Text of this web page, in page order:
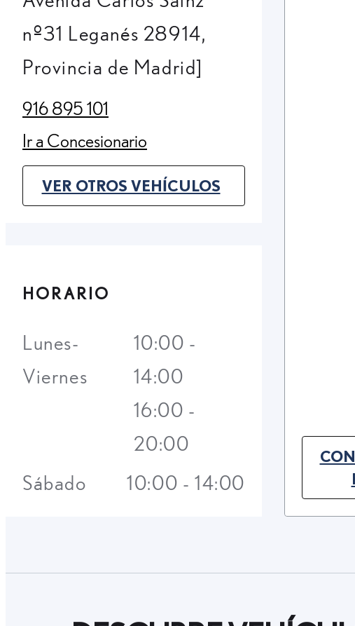
nº31 Leganés 28914,
Provincia de Madrid]
916 895 101
(Opens in new tab)
Ir a Concesionario
(Opens in new tab)
VER OTROS VEHÍCULOS
(OPENS IN NEW TAB)
HORARIO
Lunes-
Viernes
10:00 -
14:00
16:00 -
20:00
Sábado
10:00 - 14:00